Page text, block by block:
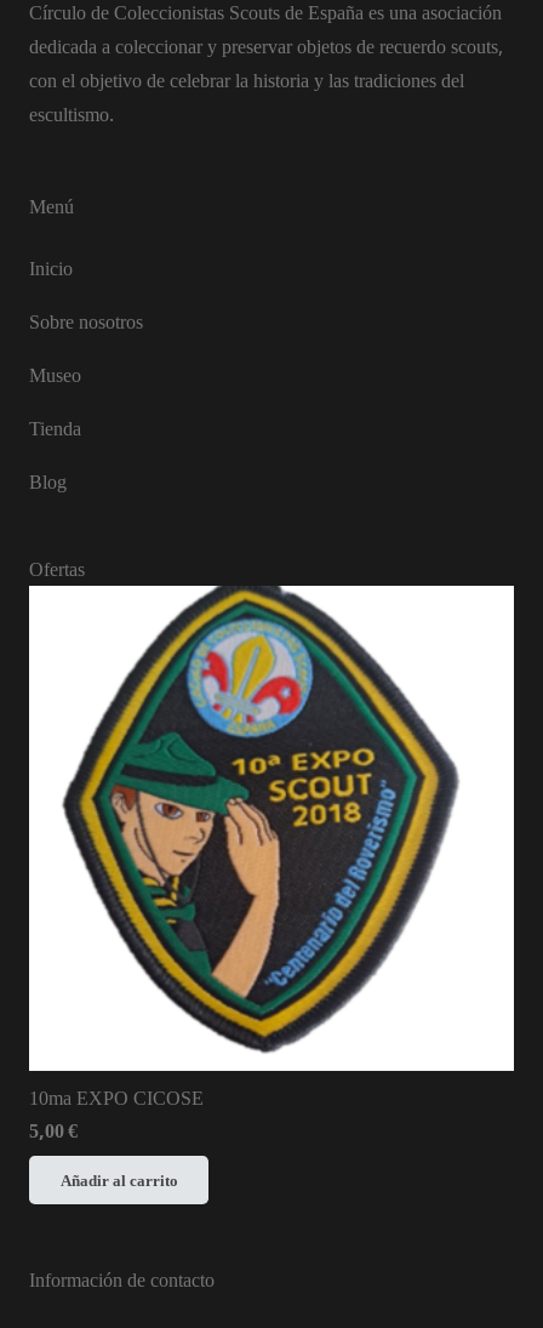
Círculo de Coleccionistas Scouts de España es una asociación
dedicada a coleccionar y preservar objetos de recuerdo scouts,
con el objetivo de celebrar la historia y las tradiciones del
escultismo.
Menú
Inicio
Sobre nosotros
Museo
Tienda
Blog
Ofertas
10ma EXPO CICOSE
5,00€
Añadir al carrito
Información de contacto